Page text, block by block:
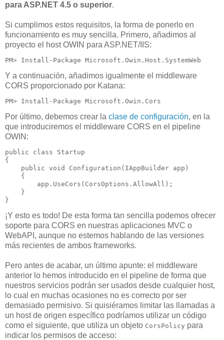
para ASP.NET 4.5 o superior.
Si cumplimos estos requisitos, la forma de ponerlo en
funcionamiento es muy sencilla. Primero, añadimos al
proyecto el host OWIN para ASP.NET/IIS:
PM> Install-Package Microsoft.Owin.Host.SystemWeb
Y a continuación, añadimos igualmente el middleware
CORS proporcionado por Katana:
PM> Install-Package Microsoft.Owin.Cors
Por último, debemos crear la clase de configuración, en la
que introduciremos el middleware CORS en el pipeline
OWIN:
public class Startup
{
    public void Configuration(IAppBuilder app)
    {
        app.UseCors(CorsOptions.AllowAll);
    }
}
¡Y esto es todo! De esta forma tan sencilla podemos ofrecer
soporte para CORS en nuestras aplicaciones MVC o
WebAPI, aunque no estemos hablando de las versiones
más recientes de ambos frameworks.
Pero antes de acabar, un último apunte: el middleware
anterior lo hemos introducido en el pipeline de forma que
nuestros servicios podrán ser usados desde cualquier host,
lo cual en muchas ocasiones no es correcto por ser
demasiado permisivo. Si quisiéramos limitar las llamadas a
un host de origen específico podríamos utilizar un código
como el siguiente, que utiliza un objeto CorsPolicy para
indicar los permisos de acceso: